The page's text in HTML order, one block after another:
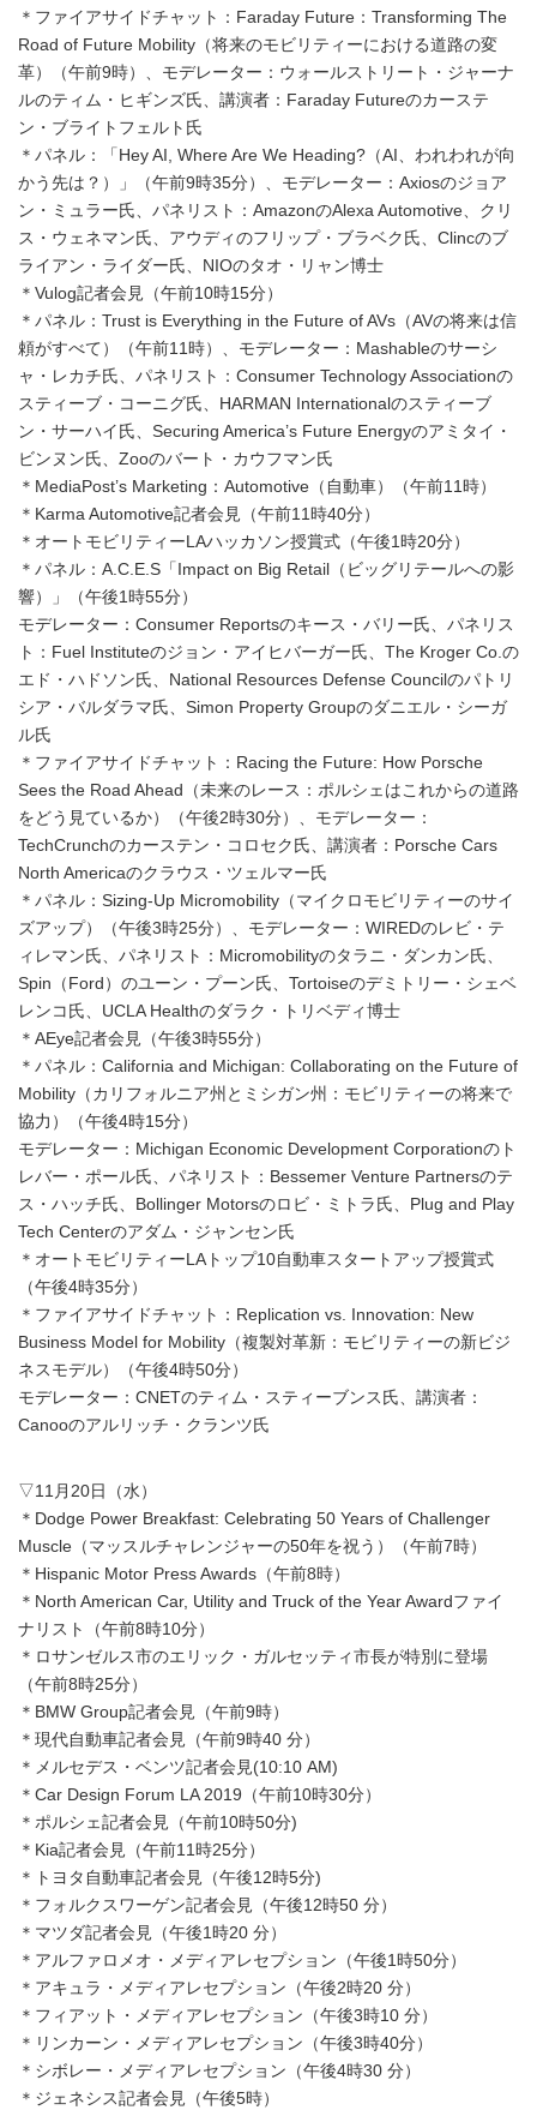
＊ファイアサイドチャット：Faraday Future：Transforming The
Road of Future Mobility（将来のモビリティーにおける道路の変
革）（午前9時）、モデレーター：ウォールストリート・ジャーナ
ルのティム・ヒギンズ氏、講演者：Faraday Futureのカーステ
ン・ブライトフェルト氏
＊パネル：「Hey AI, Where Are We Heading?（AI、われわれが向
かう先は？）」（午前9時35分）、モデレーター：Axiosのジョア
ン・ミュラー氏、パネリスト：AmazonのAlexa Automotive、クリ
ス・ウェネマン氏、アウディのフリップ・ブラベク氏、Clincのブ
ライアン・ライダー氏、NIOのタオ・リャン博士
＊Vulog記者会見（午前10時15分）
＊パネル：Trust is Everything in the Future of AVs（AVの将来は信
頼がすべて）（午前11時）、モデレーター：Mashableのサーシ
ャ・レカチ氏、パネリスト：Consumer Technology Associationの
スティーブ・コーニグ氏、HARMAN Internationalのスティーブ
ン・サーハイ氏、Securing America’s Future Energyのアミタイ・
ビンヌン氏、Zooのバート・カウフマン氏
＊MediaPost’s Marketing：Automotive（自動車）（午前11時）
＊Karma Automotive記者会見（午前11時40分）
＊オートモビリティーLAハッカソン授賞式（午後1時20分）
＊パネル：A.C.E.S「Impact on Big Retail（ビッグリテールへの影
響）」（午後1時55分）
モデレーター：Consumer Reportsのキース・バリー氏、パネリス
ト：Fuel Instituteのジョン・アイヒバーガー氏、The Kroger Co.の
エド・ハドソン氏、National Resources Defense Councilのパトリ
シア・バルダラマ氏、Simon Property Groupのダニエル・シーガ
ル氏
＊ファイアサイドチャット：Racing the Future: How Porsche
Sees the Road Ahead（未来のレース：ポルシェはこれからの道路
をどう見ているか）（午後2時30分）、モデレーター：
TechCrunchのカーステン・コロセク氏、講演者：Porsche Cars
North Americaのクラウス・ツェルマー氏
＊パネル：Sizing-Up Micromobility（マイクロモビリティーのサイ
ズアップ）（午後3時25分）、モデレーター：WIREDのレビ・テ
ィレマン氏、パネリスト：Micromobilityのタラニ・ダンカン氏、
Spin（Ford）のユーン・プーン氏、Tortoiseのデミトリー・シェベ
レンコ氏、UCLA Healthのダラク・トリベディ博士
＊AEye記者会見（午後3時55分）
＊パネル：California and Michigan: Collaborating on the Future of
Mobility（カリフォルニア州とミシガン州：モビリティーの将来で
協力）（午後4時15分）
モデレーター：Michigan Economic Development Corporationのト
レバー・ポール氏、パネリスト：Bessemer Venture Partnersのテ
ス・ハッチ氏、Bollinger Motorsのロビ・ミトラ氏、Plug and Play
Tech Centerのアダム・ジャンセン氏
＊オートモビリティーLAトップ10自動車スタートアップ授賞式
（午後4時35分）
＊ファイアサイドチャット：Replication vs. Innovation: New
Business Model for Mobility（複製対革新：モビリティーの新ビジ
ネスモデル）（午後4時50分）
モデレーター：CNETのティム・スティーブンス氏、講演者：
Canooのアルリッチ・クランツ氏
▽11月20日（水）
＊Dodge Power Breakfast: Celebrating 50 Years of Challenger
Muscle（マッスルチャレンジャーの50年を祝う）（午前7時）
＊Hispanic Motor Press Awards（午前8時）
＊North American Car, Utility and Truck of the Year Awardファイ
ナリスト（午前8時10分）
＊ロサンゼルス市のエリック・ガルセッティ市長が特別に登場
（午前8時25分）
＊BMW Group記者会見（午前9時）
＊現代自動車記者会見（午前9時40 分）
＊メルセデス・ベンツ記者会見(10:10 AM)
＊Car Design Forum LA 2019（午前10時30分）
＊ポルシェ記者会見（午前10時50分)
＊Kia記者会見（午前11時25分）
＊トヨタ自動車記者会見（午後12時5分)
＊フォルクスワーゲン記者会見（午後12時50 分）
＊マツダ記者会見（午後1時20 分）
＊アルファロメオ・メディアレセプション（午後1時50分）
＊アキュラ・メディアレセプション（午後2時20 分）
＊フィアット・メディアレセプション（午後3時10 分）
＊リンカーン・メディアレセプション（午後3時40分）
＊シボレー・メディアレセプション（午後4時30 分）
＊ジェネシス記者会見（午後5時）